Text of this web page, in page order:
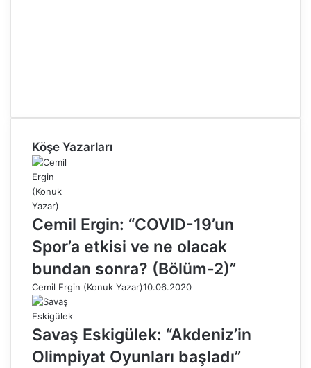
Köşe Yazarları
Cemil Ergin: “COVID-19’un
Spor’a etkisi ve ne olacak
bundan sonra? (Bölüm-2)”
Cemil Ergin (Konuk Yazar)10.06.2020
Savaş Eskigülek: “Akdeniz’in
Olimpiyat Oyunları başladı”